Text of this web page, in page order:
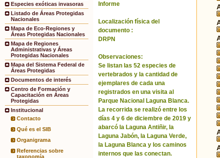
Especies exóticas invasoras
Listado de Áreas Protegidas
Nacionales
Mapa de Eco-Regiones y
Áreas Protegidas Nacionales
Mapa de Regiones
Administrativas y Áreas
Protegidas Nacionales
Mapa del Sistema Federal de
Áreas Protegidas
Documentos de interés
Centro de Formación y
Capacitación en Áreas
Protegidas
Institucional
Contacto
Qué es el SIB
Organigrama
Referencias sobre
taxonomía
Informe
Localización física del
documento :
DRPN
Observaciones:
Se listan las 52 especies de
vertebrados y la cantidad de
ejemplares de cada una
registrados en una visita al
Parque Nacional Laguna Blanca.
La recorrida se realizó entre los
días 4 y 6 de diciembre de 2019 y
abarcó la Laguna Antiñir, la
Laguna Jabón, la Laguna Verde,
la Laguna Blanca y los caminos
internos que las conectan.